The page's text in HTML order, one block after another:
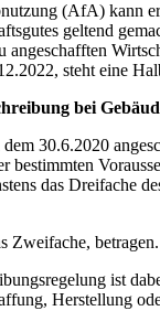
(AfA) kann
geltend
angeschafften
steht eine
bei
30.6.2020
bestimmten
das Dreifache
Zweifache, betragen.
ist
Herstellung